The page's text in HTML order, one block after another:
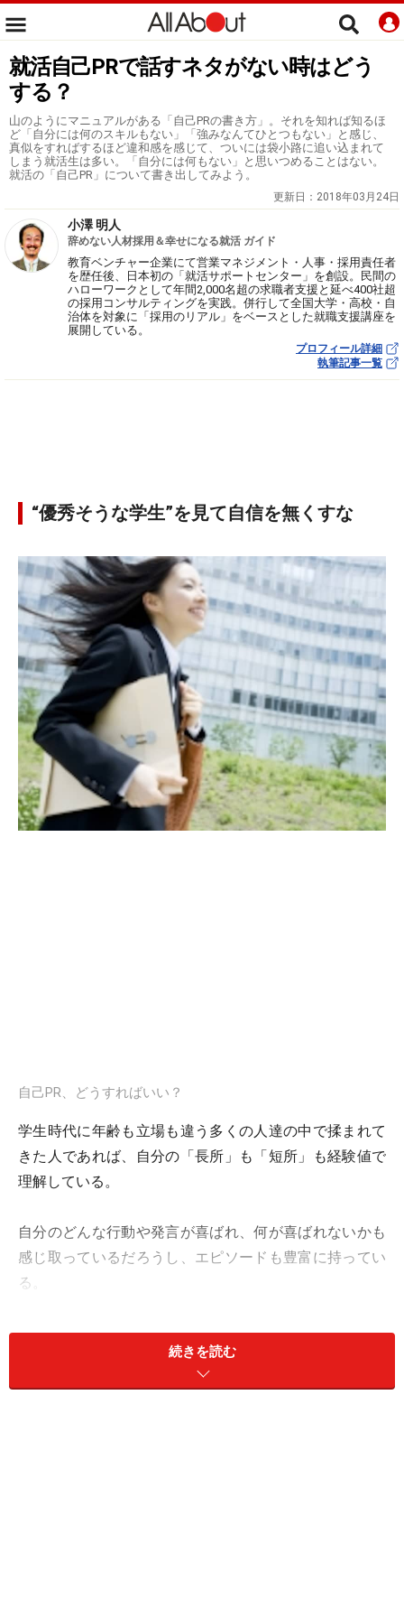
就活自己PRで話すネタがない時はどう
する？
山のようにマニュアルがある「自己PRの書き方」。それを知れば知るほ
ど「自分には何のスキルもない」「強みなんてひとつもない」と感じ、
真似をすればするほど違和感を感じて、ついには袋小路に追い込まれて
しまう就活生は多い。「自分には何もない」と思いつめることはない。
就活の「自己PR」について書き出してみよう。
更新日： 2018年03月24日
小澤 明人
辞めない人材採用＆幸せになる就活 ガイド
教育ベンチャー企業にて営業マネジメント・人事・採用責任者
を歴任後、日本初の「就活サポートセンター」を創設。民間の
ハローワークとして年間2,000名超の求職者支援と延べ400社超
の採用コンサルティングを実践。併行して全国大学・高校・自
治体を対象に「採用のリアル」をベースとした就職支援講座を
展開している。
プロフィール詳細
執筆記事一覧
“優秀そうな学生”を見て自信を無くすな
自己PR、どうすればいい？
学生時代に年齢も立場も違う多くの人達の中で揉まれて
きた人であれば、自分の「長所」も「短所」も経験値で
理解している。
自分のどんな行動や発言が喜ばれ、何が喜ばれないかも
感じ取っているだろうし、エピソードも豊富に持ってい
る。
就活の現場でそういった“優秀そうな学生”を見るにつ
れ、ネタのない学生時代を後悔しどんどん自信を無くし
てしまう就活生を本当にたくさん見かけますね。
続きを読む